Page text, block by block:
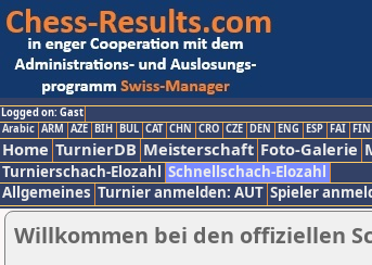
Logged on: Gast
Arabic ARM AZE BIH BUL CAT CHN CRO CZE DEN ENG ESP FAI FIN
Home TurnierDB Meisterschaft Foto-Galerie
Turnierschach-Elozahl Schnellschach-Elozahl
Allgemeines Turnier anmelden: AUT Spieler
Willkommen bei den offiziellen